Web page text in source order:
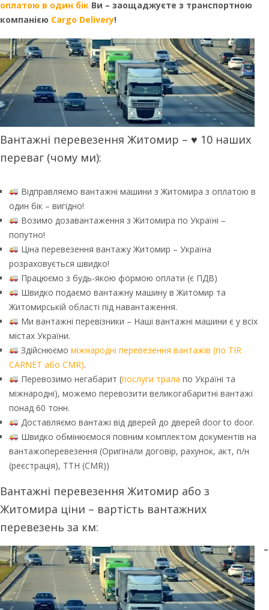
оплатою в один бік Ви – заощаджуєте з транспортною
компанією Cargo Delivery!
Вантажні перевезення Житомир – ♥ 10 наших
переваг (чому ми):
Відправляємо вантажні машини з Житомира з оплатою в
один бік – вигідно!
Возимо дозавантаження з Житомира по Україні –
попутно!
Ціна перевезення вантажу Житомир – Україна
розраховується швидко!
Працюємо з будь-якою формою оплати (є ПДВ)
Швидко подаємо вантажну машину в Житомир та
Житомирській області під навантаження.
Ми вантажні перевізники – Наші вантажні машини є у всіх
містах України.
Здійснюємо міжнародні перевезення вантажів (по TIR
CARNET або CMR).
Перевозимо негабарит (послуги трала по Україні та
міжнародні), можемо перевозити великогабаритні вантажі
понад 60 тонн.
Доставляємо вантажі від дверей до дверей door to door.
Швидко обмінюємося повним комплектом документів на
вантажоперевезення (Оригінали договір, рахунок, акт, п/н
(реєстрація), ТТН (CMR))
Вантажні перевезення Житомир або з
Житомира ціни – вартість вантажних
перевезень за км:
–